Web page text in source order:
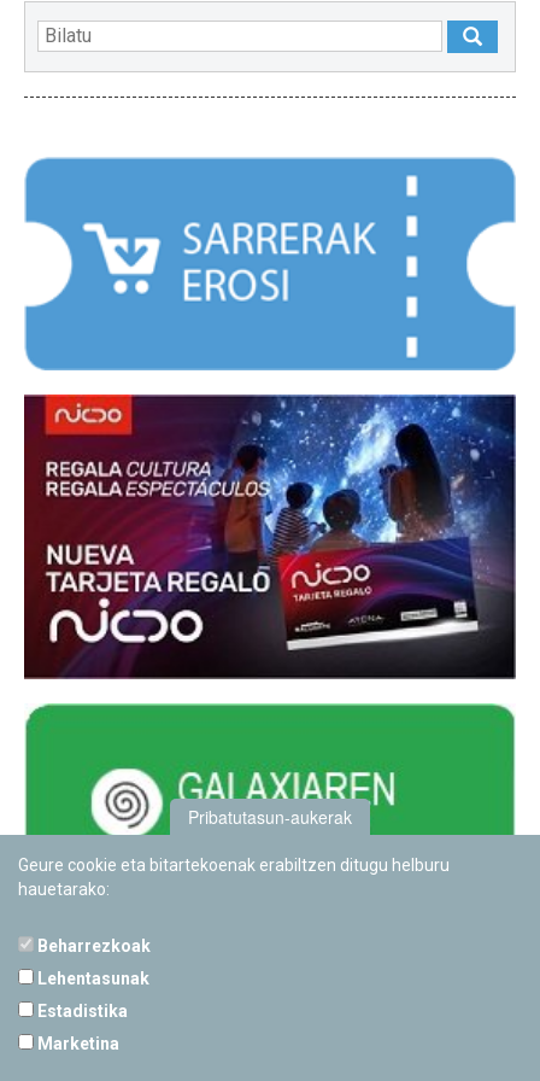
Pribatutasun-aukerak
Geure cookie eta bitartekoenak erabiltzen ditugu helburu
hauetarako:
Beharrezkoak
Lehentasunak
Estadistika
Marketina